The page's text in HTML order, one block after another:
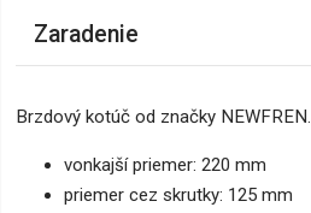
Zaradenie
Brzdový kotúč od značky NEWFREN.
vonkajší priemer: 220 mm
priemer cez skrutky: 125 mm